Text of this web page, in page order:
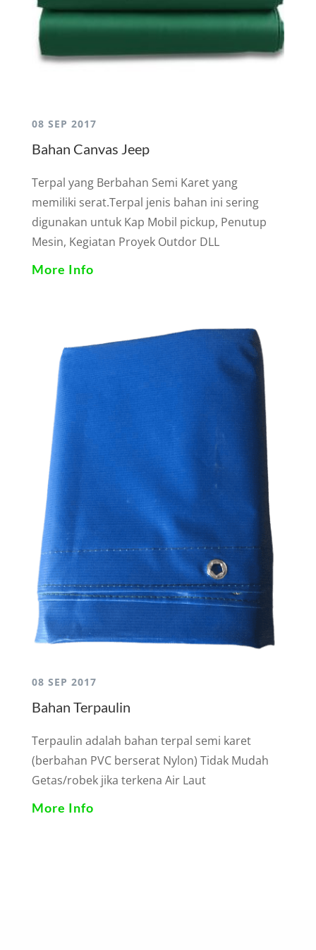
08 SEP 2017
Bahan Canvas Jeep
Terpal yang Berbahan Semi Karet yang
memiliki serat.Terpal jenis bahan ini sering
digunakan untuk Kap Mobil pickup, Penutup
Mesin, Kegiatan Proyek Outdor DLL
More Info
08 SEP 2017
Bahan Terpaulin
Terpaulin adalah bahan terpal semi karet
(berbahan PVC berserat Nylon) Tidak Mudah
Getas/robek jika terkena Air Laut
More Info